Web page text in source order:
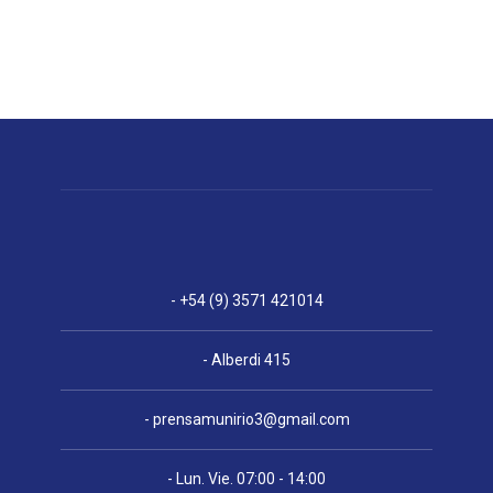
- +54 (9) 3571 421014
- Alberdi 415
- prensamunirio3@gmail.com
- Lun. Vie. 07:00 - 14:00